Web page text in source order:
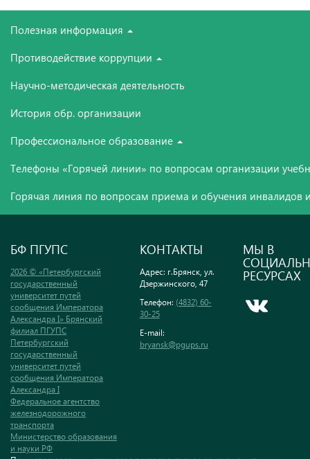
Полезная информация
Противодействие коррупции
Научно-методическая деятельность
История обр. организации
Профессиональное образование
Телефоны «Горячей линии» по вопросам организации
Горячая линия по вопросам приема и обучения инвалидов
БФ ПГУПС
2026 © «Петербургский
государственный
университет путей
сообщения Императора
Александра I» Брянский
филиал ПГУПС
Петербургский
государственный
университет путей
сообщения Императора
Александра I
Федеральное агентство
железнодорожного
транспорта
Министерство образования
и науки РФ
КОНТАКТЫ
Адрес: г.Брянск, ул.
Дзержинского, 47
Телефон: (4832) 60-
30-25
E-mail:
bryansk@pgups.ru
МЫ В
РЕСУРСАХ